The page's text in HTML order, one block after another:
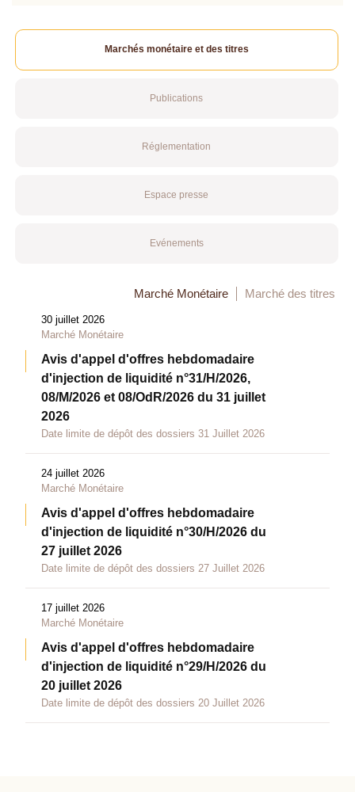
Marchés monétaire et des titres
Publications
Réglementation
Espace presse
Evénements
Marché Monétaire Marché des titres
30 juillet 2026
Marché Monétaire
Avis d'appel d'offres hebdomadaire
d'injection de liquidité n°31/H/2026,
08/M/2026 et 08/OdR/2026 du 31 juillet
2026
Date limite de dépôt des dossiers 31 Juillet 2026
24 juillet 2026
Marché Monétaire
Avis d'appel d'offres hebdomadaire
d'injection de liquidité n°30/H/2026 du
27 juillet 2026
Date limite de dépôt des dossiers 27 Juillet 2026
17 juillet 2026
Marché Monétaire
Avis d'appel d'offres hebdomadaire
d'injection de liquidité n°29/H/2026 du
20 juillet 2026
Date limite de dépôt des dossiers 20 Juillet 2026